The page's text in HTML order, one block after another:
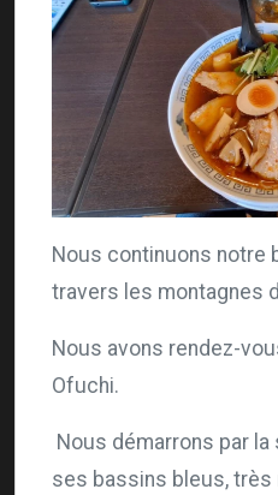
Nous continuons notre
travers les montagnes
Nous avons rendez-
Ofuchi.
Nous démarrons par
ses bassins bleus, très